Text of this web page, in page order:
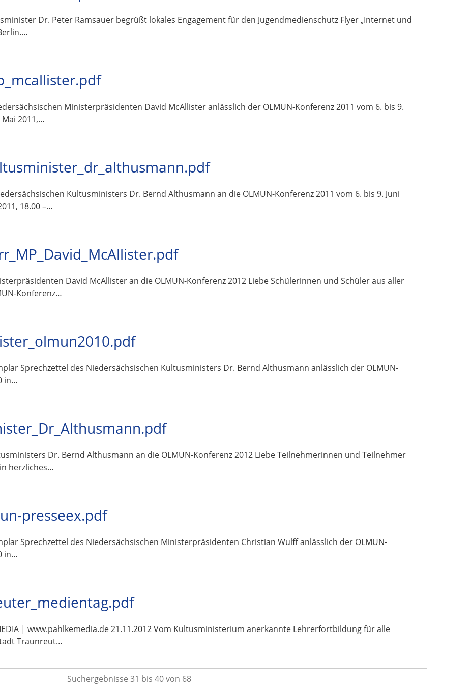
Dr. Peter Ramsauer begrüßt lokales Engagement für den Jugendmedienschutz Flyer „Internet und
Ministerpräsidenten David McAllister anlässlich der OLMUN-Konferenz 2011 vom 6. bis 9.
2011,…
Kultusministers Dr. Bernd Althusmann an die OLMUN-Konferenz 2011 vom 6. bis 9. Juni
18.00 –…
David McAllister an die OLMUN-Konferenz 2012 Liebe Schülerinnen und Schüler aus aller
Konferenz…
Sprechzettel des Niedersächsischen Kultusministers Dr. Bernd Althusmann anlässlich der OLMUN-
in…
Dr. Bernd Althusmann an die OLMUN-Konferenz 2012 Liebe Teilnehmerinnen und Teilnehmer
herzliches…
presseex.pdf
Sprechzettel des Niedersächsischen Ministerpräsidenten Christian Wulff anlässlich der OLMUN-
in…
MEDIA | www.pahlkemedia.de 21.11.2012 Vom Kultusministerium anerkannte Lehrerfortbildung für alle
Traunreut…
Suchergebnisse 31 bis 40 von 68